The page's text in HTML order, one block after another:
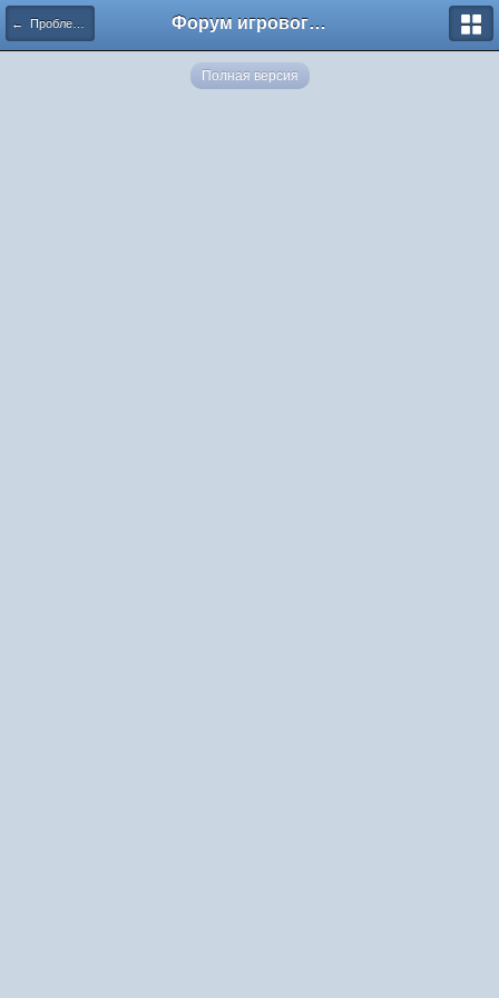
← Проблемы в игре Форум игрового проекта Riverrise
Полная версия